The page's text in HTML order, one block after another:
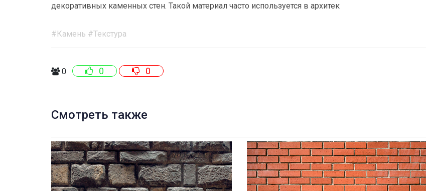
декоративных каменных стен. Такой материал часто используется в архитек
#Камень #Текстура
0 0 0
Смотреть также